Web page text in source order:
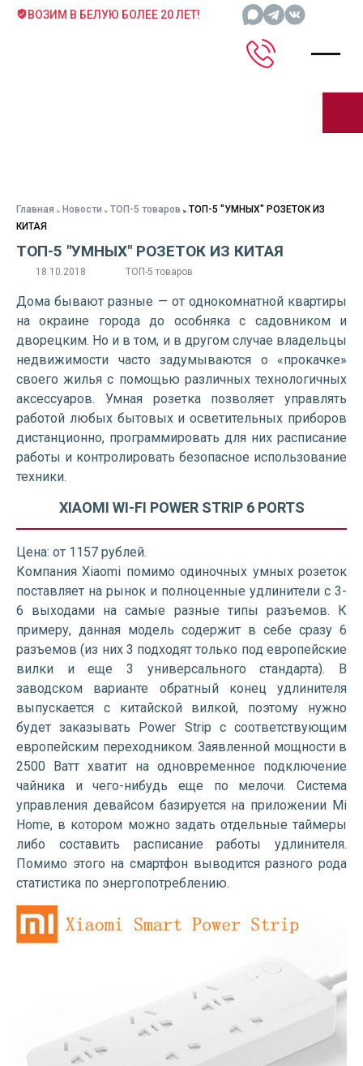
ВОЗИМ В БЕЛУЮ БОЛЕЕ 20 ЛЕТ!
Главная Новости ТОП-5 товаров
ТОП-5 "УМНЫХ" РОЗЕТОК ИЗ
КИТАЯ
ТОП-5 "УМНЫХ" РОЗЕТОК ИЗ КИТАЯ
18.10.2018 ТОП-5 товаров
Дома бывают разные — от однокомнатной квартиры
на окраине города до особняка с садовником и
дворецким. Но и в том, и в другом случае владельцы
недвижимости часто задумываются о «прокачке»
своего жилья с помощью различных технологичных
аксессуаров. Умная розетка позволяет управлять
работой любых бытовых и осветительных приборов
дистанционно, программировать для них расписание
работы и контролировать безопасное использование
техники.
XIAOMI WI-FI POWER STRIP 6 PORTS
Цена: от 1157 рублей.
Компания Xiaomi помимо одиночных умных розеток
поставляет на рынок и полноценные удлинители с 3-
6 выходами на самые разные типы разъемов. К
примеру, данная модель содержит в себе сразу 6
разъемов (из них 3 подходят только под европейские
вилки и еще 3 универсального стандарта). В
заводском варианте обратный конец удлинителя
выпускается с китайской вилкой, поэтому нужно
будет заказывать Power Strip с соответствующим
европейским переходником. Заявленной мощности в
2500 Ватт хватит на одновременное подключение
чайника и чего-нибудь еще по мелочи. Система
управления девайсом базируется на приложении Mi
Home, в котором можно задать отдельные таймеры
либо составить расписание работы удлинителя.
Помимо этого на смартфон выводится разного рода
статистика по энергопотреблению.